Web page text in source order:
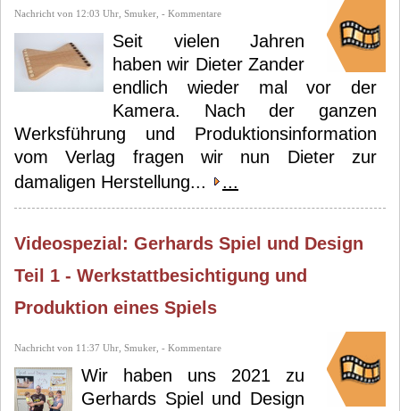
Nachricht von 12:03 Uhr, Smuker, - Kommentare
Seit vielen Jahren
haben wir Dieter Zander
endlich wieder mal vor der
Kamera. Nach der ganzen
Werksführung und Produktionsinformation
vom Verlag fragen wir nun Dieter zur
damaligen Herstellung...
...
Videospezial: Gerhards Spiel und Design
Teil 1 - Werkstattbesichtigung und
Produktion eines Spiels
Nachricht von 11:37 Uhr, Smuker, - Kommentare
Wir haben uns 2021 zu
Gerhards Spiel und Design